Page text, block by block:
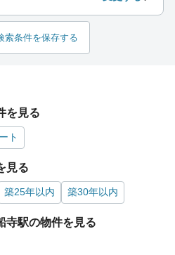
索条件を保存する
を見る
ト
見る
築25年以内 築30年以内
寺駅の物件を見る